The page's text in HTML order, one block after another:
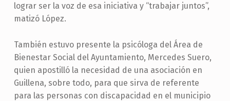
lograr ser la voz de esa iniciativa y “trabajar juntos”,
matizó López.
También estuvo presente la psicóloga del Área de
Bienestar Social del Ayuntamiento, Mercedes Suero,
quien apostilló la necesidad de una asociación en
Guillena, sobre todo, para que sirva de referente
para las personas con discapacidad en el municipio